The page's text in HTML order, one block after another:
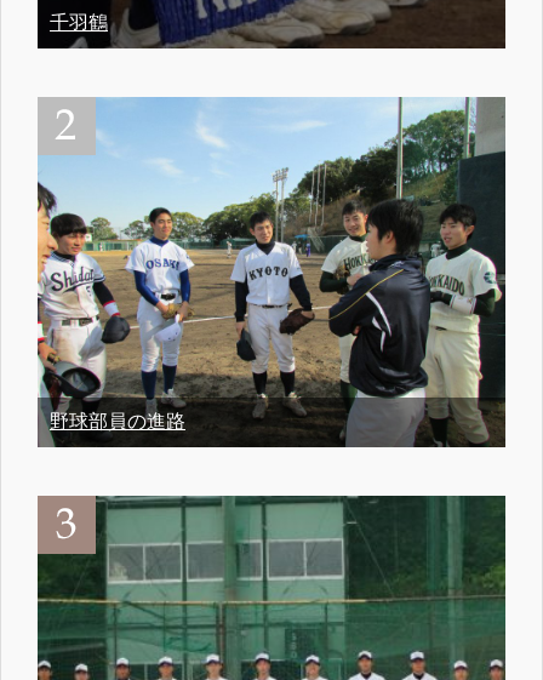
千羽鶴
野球部員の進路